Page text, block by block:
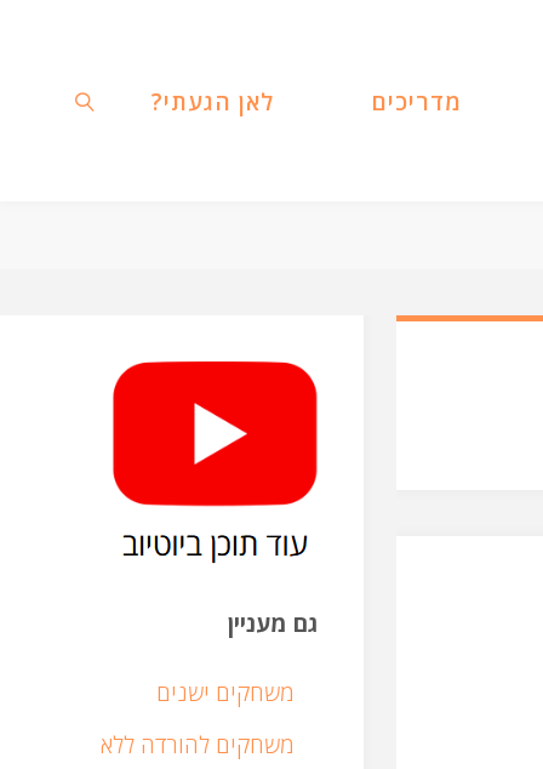
מדריכים לאן הגעתי?
גם מעניין
משחקים ישנים
משחקים להורדה ללא